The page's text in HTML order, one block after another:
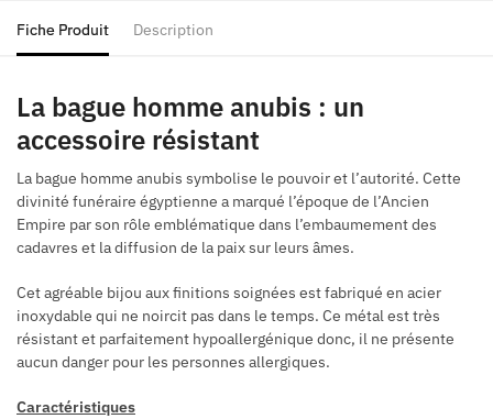
Fiche Produit Description
La bague homme anubis : un
accessoire résistant
La bague homme anubis symbolise le pouvoir et l’autorité. Cette
divinité funéraire égyptienne a marqué l’époque de l’Ancien
Empire par son rôle emblématique dans l’embaumement des
cadavres et la diffusion de la paix sur leurs âmes.
Cet agréable bijou aux finitions soignées est fabriqué en acier
inoxydable qui ne noircit pas dans le temps. Ce métal est très
résistant et parfaitement hypoallergénique donc, il ne présente
aucun danger pour les personnes allergiques.
Caractéristiques